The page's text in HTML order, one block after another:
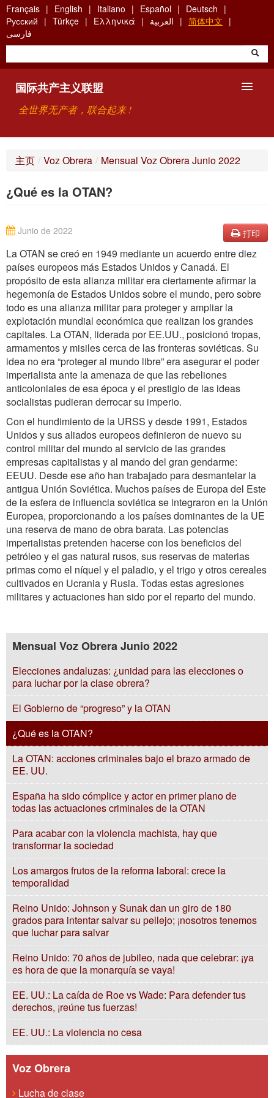
Skip
to
main
content
Français English Italiano Español
Deutsch
Русский
Türkçe Ελληνικά العربية
简体中文
فارسی
国际共产主义联盟
全世界无产者，联合起来 !
联系方式
主页 / Voz Obrera / Mensual Voz Obrera Junio 2022
¿Qué es la OTAN?
打印
Junio de 2022
La OTAN se creó en 1949 mediante un acuerdo entre diez
países europeos más Estados Unidos y Canadá. El
propósito de esta alianza militar era ciertamente afirmar la
hegemonía de Estados Unidos sobre el mundo, pero sobre
todo es una alianza militar para proteger y ampliar la
explotación mundial económica que realizan los grandes
capitales. La OTAN, liderada por EE.UU., posicionó tropas,
armamentos y misiles cerca de las fronteras soviéticas. Su
idea no era “proteger al mundo libre” era asegurar el poder
imperialista ante la amenaza de que las rebeliones
anticoloniales de esa época y el prestigio de las ideas
socialistas pudieran derrocar su imperio.
Con el hundimiento de la URSS y desde 1991, Estados
Unidos y sus aliados europeos definieron de nuevo su
control militar del mundo al servicio de las grandes
empresas capitalistas y al mando del gran gendarme:
EEUU. Desde ese año han trabajado para desmantelar la
antigua Unión Soviética. Muchos países de Europa del Este
de la esfera de influencia soviética se integraron en la Unión
Europea, proporcionando a los países dominantes de la UE
una reserva de mano de obra barata. Las potencias
imperialistas pretenden hacerse con los beneficios del
petróleo y el gas natural rusos, sus reservas de materias
primas como el níquel y el paladio, y el trigo y otros cereales
cultivados en Ucrania y Rusia. Todas estas agresiones
militares y actuaciones han sido por el reparto del mundo.
Mensual Voz Obrera Junio 2022
Elecciones andaluzas: ¿unidad para las elecciones o
para luchar por la clase obrera?
El Gobierno de “progreso” y la OTAN
¿Qué es la OTAN?
La OTAN: acciones criminales bajo el brazo armado de
EE. UU.
España ha sido cómplice y actor en primer plano de
todas las actuaciones criminales de la OTAN
Para acabar con la violencia machista, hay que
transformar la sociedad
Los amargos frutos de la reforma laboral: crece la
temporalidad
Reino Unido: Johnson y Sunak dan un giro de 180
grados para intentar salvar su pellejo; ¡nosotros tenemos
que luchar para salvar
Reino Unido: 70 años de jubileo, nada que celebrar: ¡ya
es hora de que la monarquía se vaya!
EE. UU.: La caída de Roe vs Wade: Para defender tus
derechos, ¡reúne tus fuerzas!
EE. UU.: La violencia no cesa
Voz Obrera
Lucha de clase